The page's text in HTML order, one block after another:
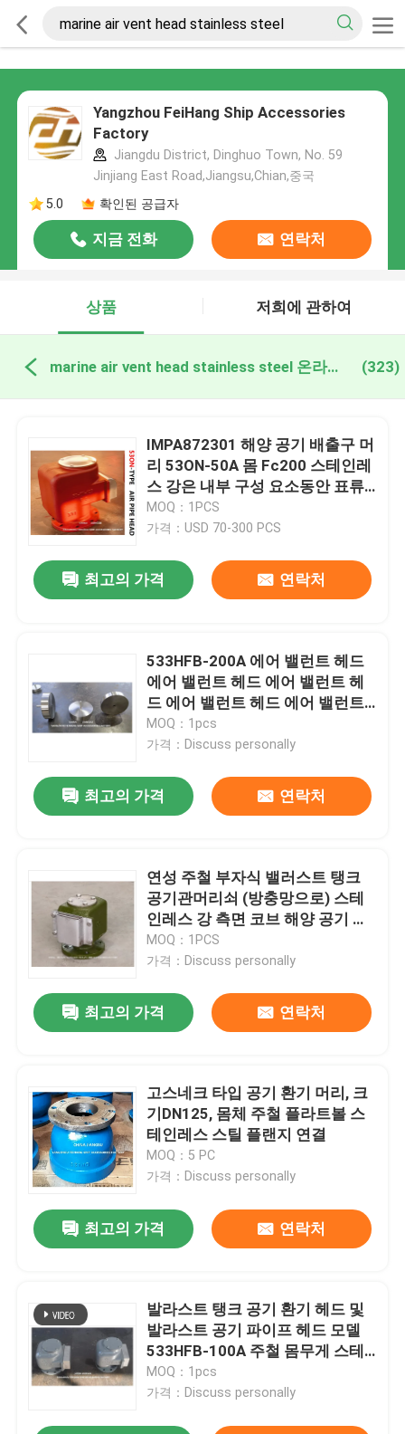
Yangzhou FeiHang Ship Accessories
Factory
Jiangdu District, Dinghuo Town, No. 59
Jinjiang East Road,Jiangsu,Chian,중국
5.0
확인된 공급자
지금 전화 연락처
상품 저희에 관하여
marine air vent head stainless steel 온라인 제조 (323)
IMPA872301 해양 공기 배출구 머
리 53ON-50A 몸 Fc200 스테인레
스 강은 내부 구성 요소동안 표류
합니다
MOQ：1PCS
가격：USD 70-300 PCS
최고의 가격 연락처
533HFB-200A 에어 밸런트 헤드
에어 밸런트 헤드 에어 밸런트 헤
드 에어 밸런트 헤드 에어 밸런트
헤드 에어 밸런트 헤드 에어 밸런
트 헤드 에어
MOQ：1pcs
가격：Discuss personally
최고의 가격 연락처
연성 주철 부자식 밸러스트 탱크
공기관머리쇠 (방충망으로) 스테
인레스 강 측면 코브 해양 공기 배
출구 헤드르
MOQ：1PCS
가격：Discuss personally
최고의 가격 연락처
고스네크 타입 공기 환기 머리, 크
기DN125, 몸체 주철 플라트볼 스
테인레스 스틸 플랜지 연결
MOQ：5 PC
가격：Discuss personally
최고의 가격 연락처
발라스트 탱크 공기 환기 헤드 및
발라스트 공기 파이프 헤드 모델
533HFB-100A 주철 몸무게 스테
인리스 스틸 플로트vv
MOQ：1pcs
가격：Discuss personally